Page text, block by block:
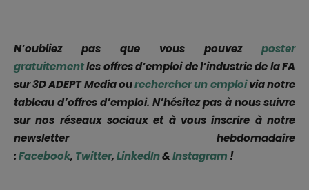
N’oubliez pas que vous pouvez poster
gratuitementles offres d’emploi de l’industrie de la FA
sur 3D ADEPT Media ourechercher un emploivia notre
tableau d’offres d’emploi. N’hésitez pas à nous suivre
sur nos réseaux sociaux et à vous inscrire à notre
newsletter hebdomadaire
:Facebook,Twitter,LinkedIn&Instagram !